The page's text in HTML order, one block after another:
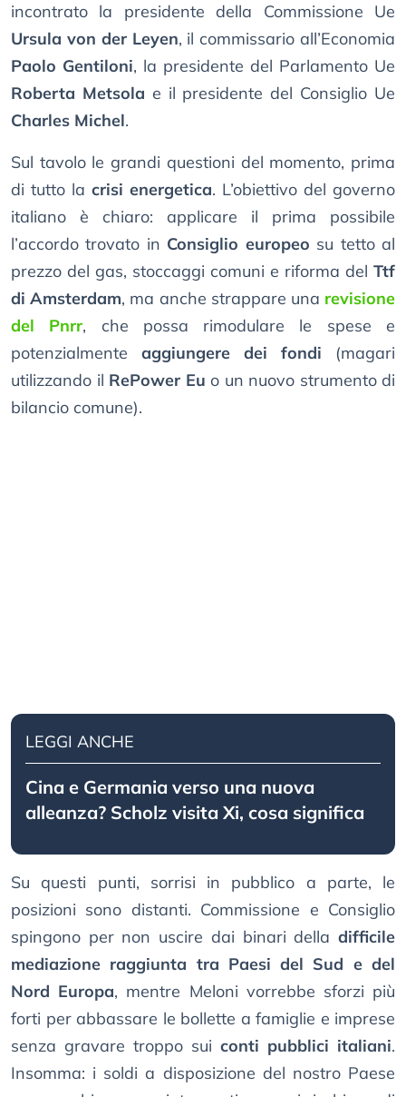
incontrato la presidente della Commissione Ue
Ursula von der Leyen, il commissario all’Economia
Paolo Gentiloni, la presidente del Parlamento Ue
Roberta Metsola e il presidente del Consiglio Ue
Charles Michel.
Sul tavolo le grandi questioni del momento, prima
di tutto la crisi energetica. L’obiettivo del governo
italiano è chiaro: applicare il prima possibile
l’accordo trovato in Consiglio europeo su tetto al
prezzo del gas, stoccaggi comuni e riforma del Ttf
di Amsterdam, ma anche strappare una revisione
del Pnrr, che possa rimodulare le spese e
potenzialmente aggiungere dei fondi (magari
utilizzando il RePower Eu o un nuovo strumento di
bilancio comune).
LEGGI ANCHE
Cina e Germania verso una nuova
alleanza? Scholz visita Xi, cosa significa
Su questi punti, sorrisi in pubblico a parte, le
posizioni sono distanti. Commissione e Consiglio
spingono per non uscire dai binari della difficile
mediazione raggiunta tra Paesi del Sud e del
Nord Europa, mentre Meloni vorrebbe sforzi più
forti per abbassare le bollette a famiglie e imprese
senza gravare troppo sui conti pubblici italiani.
Insomma: i soldi a disposizione del nostro Paese